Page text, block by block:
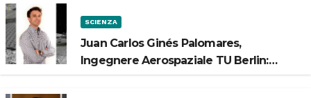
SCIENZA
Juan Carlos Ginés Palomares,
Ingegnere Aerospaziale TU Berlin: